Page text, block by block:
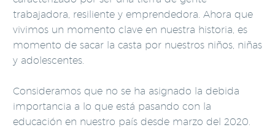
trabajadora, resiliente y emprendedora. Ahora que
vivimos un momento clave en nuestra historia, es
momento de sacar la casta por nuestros niños, niñas
y adolescentes.
Consideramos que no se ha asignado la debida
importancia a lo que está pasando con la
educación en nuestro país desde marzo del 2020.